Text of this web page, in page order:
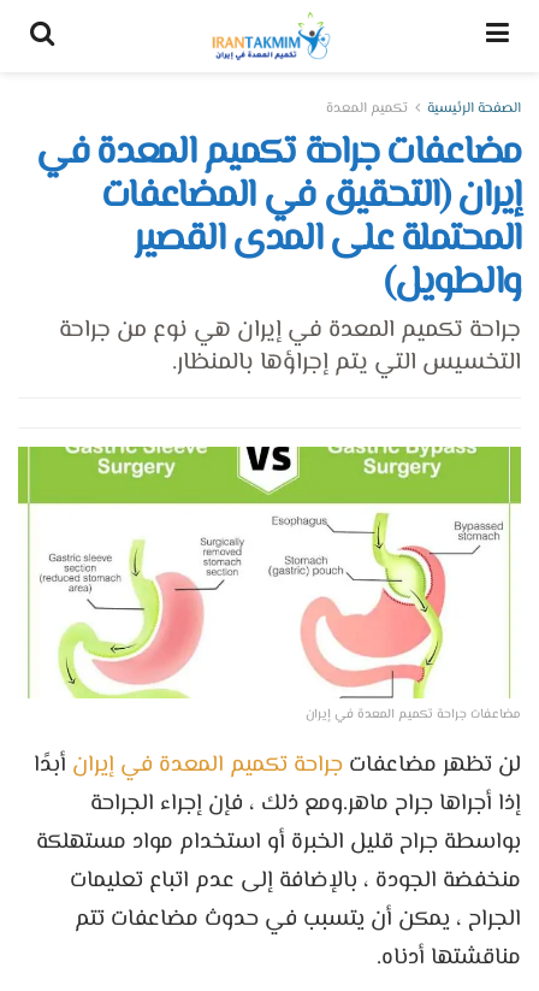
الصفحة الرئيسية تكميم المعدة
مضاعفات جراحة تكميم المعدة في
إيران (التحقيق في المضاعفات
المحتملة على المدى القصير
والطويل)
جراحة تكميم المعدة في إيران هي نوع من جراحة
التخسيس التي يتم إجراؤها بالمنظار.
مضاعفات جراحة تكميم المعدة في إيران
لن تظهر مضاعفات جراحة تكميم المعدة في إيران أبدًا
إذا أجراها جراح ماهر.ومع ذلك ، فإن إجراء الجراحة
بواسطة جراح قليل الخبرة أو استخدام مواد مستهلكة
منخفضة الجودة ، بالإضافة إلى عدم اتباع تعليمات
الجراح ، يمكن أن يتسبب في حدوث مضاعفات تتم
مناقشتها أدناه.